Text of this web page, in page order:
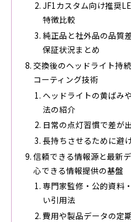
JF1カスタム向け推奨
特徴比較
純正品と社外品の品質
保証状況まとめ
交換後のヘッドライト持
コーティング技術
ヘッドライトの黄ばみ
法の紹介
日常の点灯習慣で差が
長持ちさせるために避
信頼できる情報源と最新
心できる情報提供の基盤
専門家監修・公的資料
い引用法
費用や製品データの定